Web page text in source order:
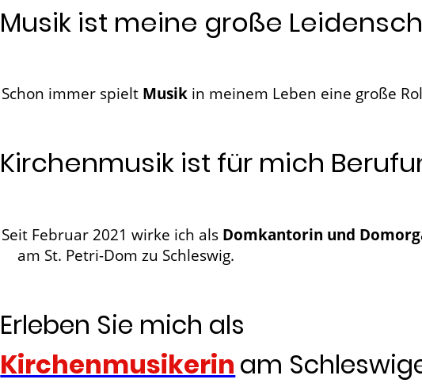
Musik ist meine große
Schon immer spielt Musikin meinem Leben eine große
Kirchenmusik ist für mich
Seit Februar 2021 wirke ich als Domkantorin und
am St. Petri-Dom zu Schleswig.
Erleben Sie mich als
Kirchenmusikerin am